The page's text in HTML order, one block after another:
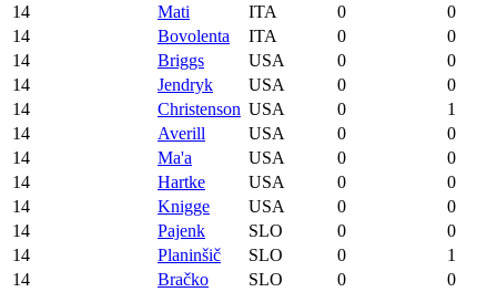
14
Mati ITA 0
0
14
Bovolenta ITA 0
0
14
Briggs USA 0
0
14
Jendryk USA 0
0
14
Christenson USA 0
1
14
Averill USA 0
0
14
Ma'a USA 0
0
14
Hartke USA 0
0
14
Knigge USA 0
0
14
Pajenk SLO 0
0
14
Planinšič SLO 0
1
14
Bračko SLO 0
0